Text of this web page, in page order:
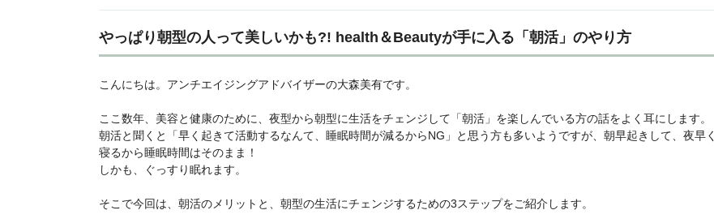
やっぱり朝型の人って美しいかも?! health＆Beautyが手に入る「朝活」のやり方
こんにちは。アンチエイジングアドバイザーの大森美有です。
ここ数年、美容と健康のために、夜型から朝型に生活をチェンジして「朝活」を楽しんでいる方の話をよく耳にします。
朝活と聞くと「早く起きて活動するなんて、睡眠時間が減るからNG」と思う方も多いようですが、朝早起きして、夜早く
寝るから睡眠時間はそのまま！
しかも、ぐっすり眠れます。
そこで今回は、朝活のメリットと、朝型の生活にチェンジするための3ステップをご紹介します。